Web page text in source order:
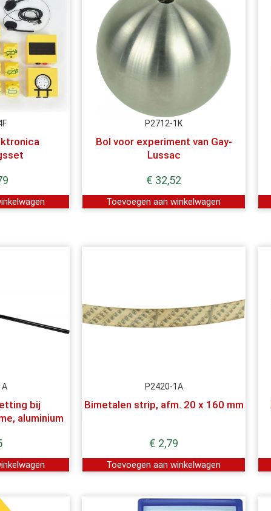
P2712-1K
Bol voor experiment van Gay-
Lussac
€ 32,52
Toevoegen aan winkelwagen
bij
aluminium
P2420-1A
Bimetalen strip, afm. 20 x 160 mm
€ 2,79
Toevoegen aan winkelwagen